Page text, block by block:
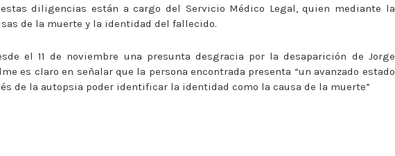
diligencias están a cargo del Servicio Médico Legal, quien mediante la
de la muerte y la identidad del fallecido.
el 11 de noviembre una presunta desgracia por la desaparición de Jorge
es claro en señalar que la persona encontrada presenta “un avanzado estado
de la autopsia poder identificar la identidad como la causa de la muerte”